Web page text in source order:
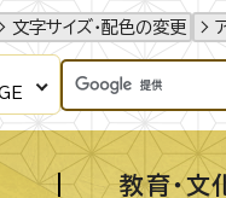
文字サイズ・配色の変更
教育・文